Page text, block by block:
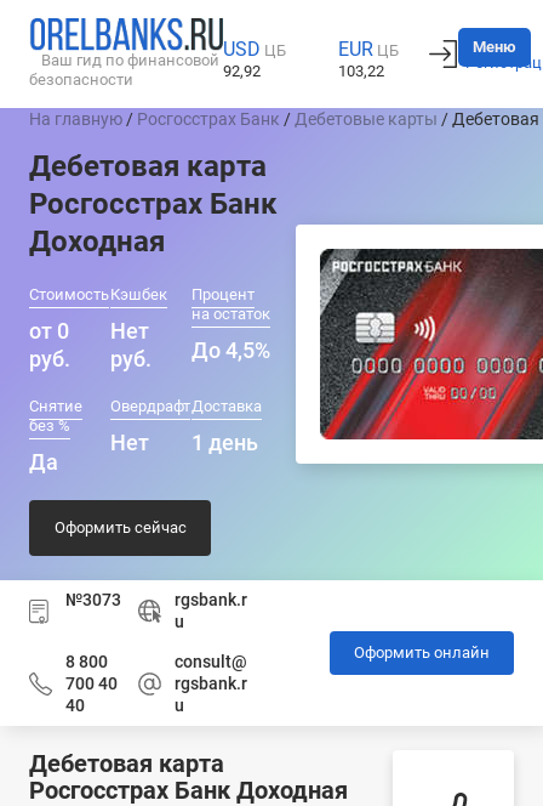
Ваш гид по финансовой
безопасности
USD ЦБ
92,92
EUR ЦБ
103,22
Вход
Меню
На главную / Росгосстрах Банк / Дебетовые карты / Дебетовая
Дебетовая карта
Росгосстрах Банк
Доходная
Стоимость
от 0
руб.
Кэшбек
Нет
руб.
Процент
на остаток
До 4,5%
Снятие
без %
Да
Овердрафт
Нет
Доставка
1 день
Оформить сейчас
№3073
rgsbank.r
u
8 800
700 40
40
consult@
rgsbank.r
u
Оформить онлайн
Дебетовая карта
Росгосстрах Банк Доходная